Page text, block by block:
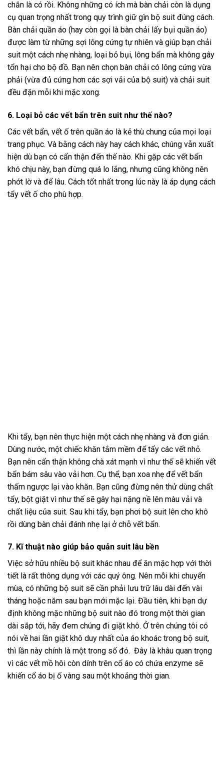
chắn là có rồi. Không những có ích mà bàn chải còn là dụng
cụ quan trọng nhất trong quy trình giữ gìn bộ suit đúng cách.
Bàn chải quần áo (hay còn gọi là bàn chải lấy bụi quần áo)
được làm từ những sợi lông cứng tự nhiên và giúp bạn chải
suit một cách nhẹ nhàng, loại bỏ bụi, lông bẩn mà không gây
tổn hại cho bộ đồ. Bạn nên chọn bàn chải có lông cứng vừa
phải (vừa đủ cứng hơn các sợi vải của bộ suit) và chải suit
đều đặn mỗi khi mặc xong.
6. Loại bỏ các vết bẩn trên suit như thế nào?
Các vết bẩn, vết ố trên quần áo là kẻ thù chung của mọi loại
trang phục. Và bằng cách này hay cách khác, chúng vẫn xuất
hiện dù bạn có cẩn thận đến thế nào. Khi gặp các vết bẩn
khó chịu này, bạn đừng quá lo lắng, nhưng cũng không nên
phớt lờ và để lâu. Cách tốt nhất trong lúc này là áp dụng cách
tẩy vết ố cho phù hợp.
Khi tẩy, bạn nên thực hiện một cách nhẹ nhàng và đơn giản.
Dùng nước, một chiếc khăn tắm mềm để tẩy các vết nhỏ.
Bạn nên cẩn thận không chà xát mạnh vì như thế sẽ khiến vết
bẩn bám sâu vào vải hơn. Cụ thể, bạn xoa nhẹ để vết bẩn
thấm ngược lại vào khăn. Bạn cũng đừng nên thử dùng chất
tẩy, bột giặt vì như thế sẽ gây hại nặng nề lên màu vải và
chất liệu của suit. Sau khi tẩy, bạn phơi bộ suit lên cho khô
rồi dùng bàn chải đánh nhẹ lại ở chỗ vết bẩn.
7. Kĩ thuật nào giúp bảo quản suit lâu bền
Việc sở hữu nhiều bộ suit khác nhau để ăn mặc hợp với thời
tiết là rất thông dụng với các quý ông. Nên mỗi khi chuyển
mùa, có những bộ suit sẽ cần phải lưu trữ lâu dài đến vài
tháng hoặc năm sau bạn mới mặc lại. Đầu tiên, khi bạn dự
định không mặc những bộ suit nào đó trong một thời gian
dài sắp tới, hãy đem chúng đi giặt khô. Ở trên chúng tôi có
nói về hai lần giặt khô duy nhất của áo khoác trong bộ suit,
thì lần này chính là một trong số đó. Đây là khâu quan trọng
vì các vết mồ hôi còn dính trên cổ áo có chứa enzyme sẽ
khiến cổ áo bị ố vàng sau một khoảng thời gian.